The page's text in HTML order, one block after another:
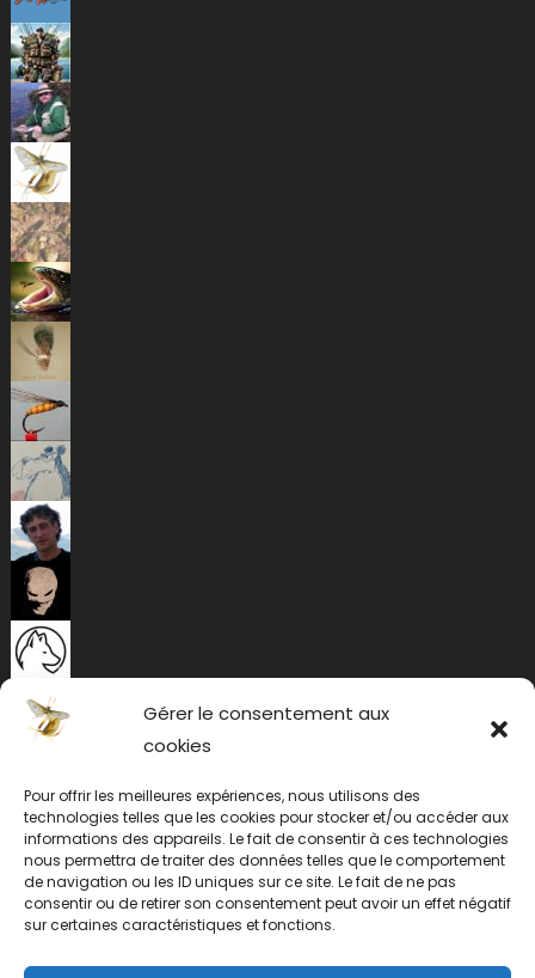
Gérer le consentement aux
cookies
Pour offrir les meilleures expériences, nous utilisons des
technologies telles que les cookies pour stocker et/ou accéder aux
informations des appareils. Le fait de consentir à ces technologies
nous permettra de traiter des données telles que le comportement
de navigation ou les ID uniques sur ce site. Le fait de ne pas
consentir ou de retirer son consentement peut avoir un effet négatif
sur certaines caractéristiques et fonctions.